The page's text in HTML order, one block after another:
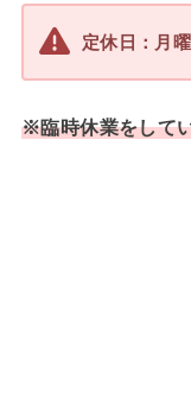
定休日：月
※臨時休業をして